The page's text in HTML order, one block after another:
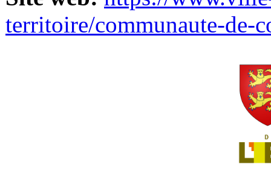
territoire/communaute-de-